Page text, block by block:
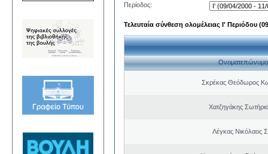
Περίοδος:
Τελευταία σύνθεση ολομέλειας Ι' Περιόδου
Ονοματεπώνυμο
Σκρέκας Θεόδωρος
Χατζηγάκης
Λέγκας Νικόλαος